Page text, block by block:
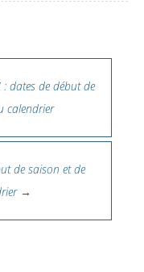
dates de début de
calendrier
de saison et de
→